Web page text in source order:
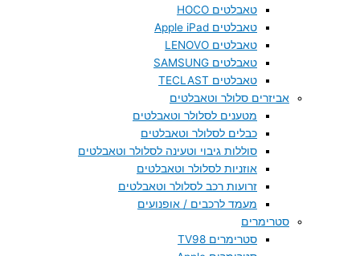
טאבלטים HOCO
טאבלטים Apple iPad
טאבלטים LENOVO
טאבלטים SAMSUNG
טאבלטים TECLAST
אביזרים סלולר וטאבלטים
מטענים לסלולר וטאבלטים
כבלים לסלולר וטאבלטים
סוללות גיבוי וטעינה לסלולר וטאבלטים
אוזניות לסלולר וטאבלטים
זרועות רכב לסלולר וטאבלטים
מעמד לרכבים / אופנועים
סטרימרים
סטרימרים TV98